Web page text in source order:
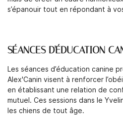
ACCUEIL
APPROCHE
SERVICES
s’épanouir tout en répondant à
SÉANCES D'ÉDUCATION
Les séances d’éducation canine
Alex'Canin visent à renforcer
en établissant une relation de
mutuel. Ces sessions dans le
les chiens de tout âge.